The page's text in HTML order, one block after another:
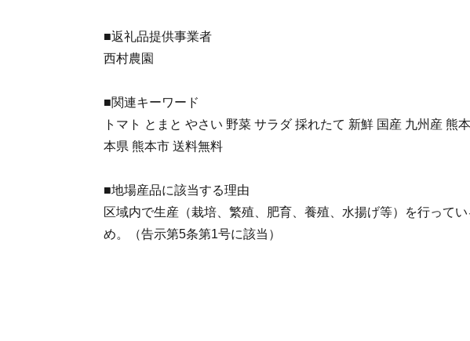
■返礼品提供事業者
西村農園
■関連キーワード
トマト とまと やさい 野菜 サラダ 採れたて 新鮮 国産 九州産 熊
本県 熊本市 送料無料
■地場産品に該当する理由
区域内で生産（栽培、繁殖、肥育、養殖、水揚げ等）を行ってい
め。（告示第5条第1号に該当）